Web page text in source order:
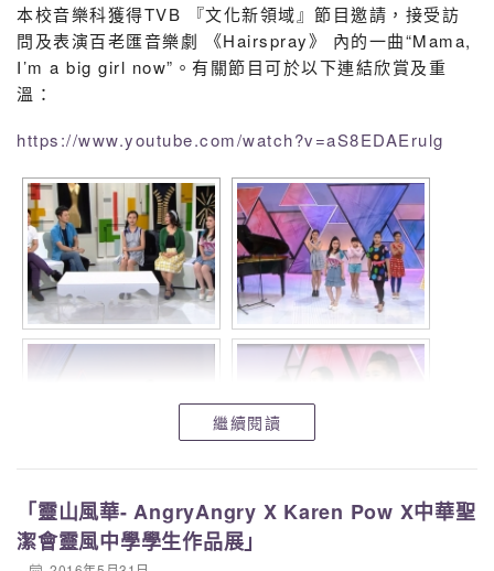
1B 11
KEI
曾憲淇 Credit
1D 17 SO WING LOK 蘇詠樂
Credit
3A
4A
5 CHUI PUI YAN 徐佩欣 Credit
4C 15
CHUNG CHUN
KIT
鍾焌傑 Credit
4C 16
CHUNG MAN
HO
鍾文灝 Credit
4C 29
WONG HON
TUNG
黃漢東 Credit
LAI MAN LUNG
本校音樂科獲得TVB 『文化新領域』節目邀請，接受訪
問及表演百老匯音樂劇 《Hairspray》 內的一曲“Mama,
I’m a big girl now”。有關節目可於以下連結欣賞及重
溫：
https://www.youtube.com/watch?v=aS8EDAErulg
繼續閱讀
「靈山風華- AngryAngry X Karen Pow X中華聖
潔會靈風中學學生作品展」